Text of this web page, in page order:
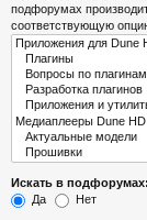
подфорумах
соответствующую
Искать в подфорумах:
Да
Нет